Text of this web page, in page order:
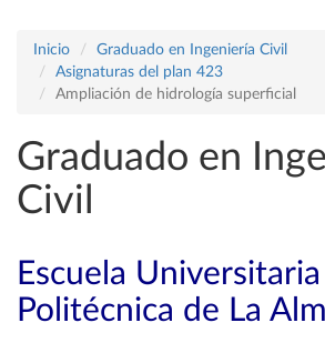
Inicio
Graduado en Ingeniería Civil
Asignaturas del plan 423
Ampliación de hidrología superficial
Graduado en
Civil
Escuela Universitaria
Politécnica de La